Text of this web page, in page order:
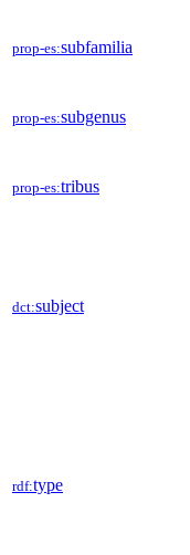
prop-es:subfamilia
prop-es:subgenus
prop-es:tribus
dct:subject
rdf:type